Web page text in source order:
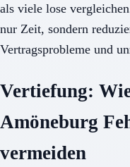
als viele lose
nur Zeit, sondern
Vertragsprobleme und
Vertiefung:
Amöneburg
vermeiden